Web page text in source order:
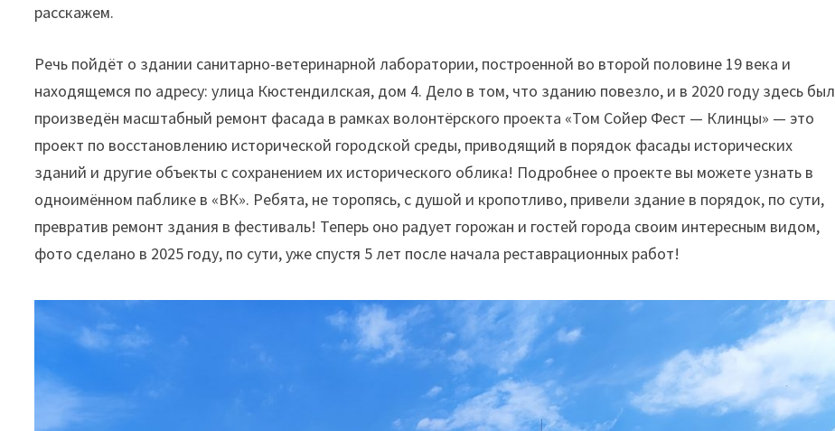
расскажем.
Речь пойдёт о здании санитарно-ветеринарной лаборатории, построенной во второй половине 19 века и
находящемся по адресу: улица Кюстендилская, дом 4. Дело в том, что зданию повезло, и в 2020 году здесь был
произведён масштабный ремонт фасада в рамках волонтёрского проекта «Том Сойер Фест — Клинцы» — это
проект по восстановлению исторической городской среды, приводящий в порядок фасады исторических
зданий и другие объекты с сохранением их исторического облика! Подробнее о проекте вы можете узнать в
одноимённом паблике в «ВК». Ребята, не торопясь, с душой и кропотливо, привели здание в порядок, по сути,
превратив ремонт здания в фестиваль! Теперь оно радует горожан и гостей города своим интересным видом,
фото сделано в 2025 году, по сути, уже спустя 5 лет после начала реставрационных работ!